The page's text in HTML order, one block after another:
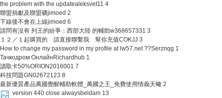
the problem with the updatealeksvet11 4
聯盟捐獻及聯盟礦jimoed 2
下線後不會在上線jimoed 6
請問有沒有 列王的紛爭：西部大陸 的輔助w368657331 3
１２／１起購買的 請直接聯繫我 幫你充值COKJJ 3
How to change my password in my profile at lw57.net ??Serznqg 1
Тачкодром Онлайн Richardhub 1
讀取卡50%ORION2016001 7
科技問題GN02672123 8
最新優質產品萬國覺醒輔助軟體_萬國之王_免費使用情義天蠍 2
version 440 close alwaysbeldam 13